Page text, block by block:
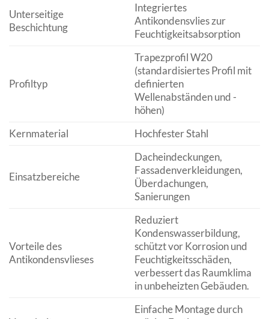
Unterseitige
Beschichtung
Integriertes
Antikondensvlies zur
Feuchtigkeitsabsorption
Profiltyp
Trapezprofil W20
(standardisiertes Profil mit
definierten
Wellenabständen und -
höhen)
Kernmaterial
Hochfester Stahl
Einsatzbereiche
Dacheindeckungen,
Fassadenverkleidungen,
Überdachungen,
Sanierungen
Vorteile des
Antikondensvlieses
Reduziert
Kondenswasserbildung,
schützt vor Korrosion und
Feuchtigkeitsschäden,
verbessert das Raumklima
in unbeheizten Gebäuden.
Einfache Montage durch